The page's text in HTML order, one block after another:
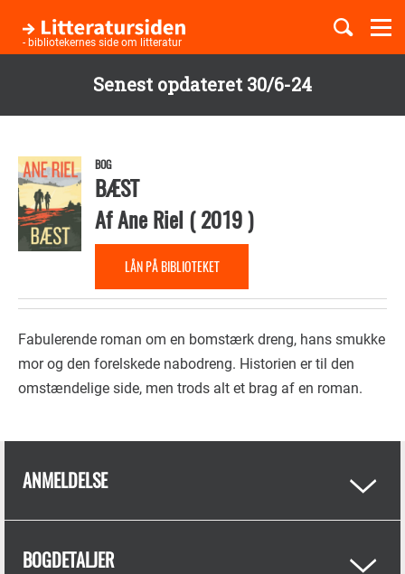
Senest opdateret 30/6-24
hovedindhold
- bibliotekernes side om litteratur
Børnebøger
BOG
BÆST
AfAne Riel (2019)
LÅN PÅ BIBLIOTEKET
Fabulerende roman om en bomstærk dreng, hans smukke
mor og den forelskede nabodreng. Historien er til den
omstændelige side, men trods alt et brag af en roman.
ANMELDELSE
BOGDETALJER